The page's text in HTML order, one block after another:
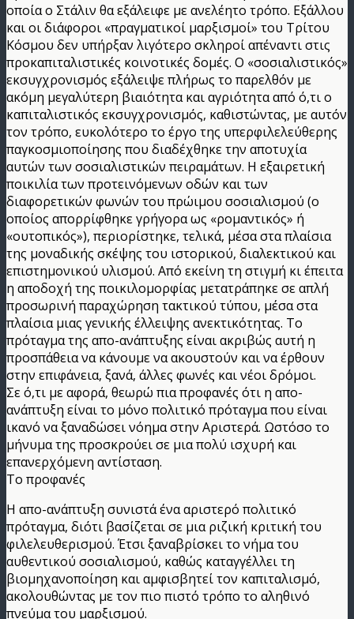
οποία ο Στάλιν θα εξάλειφε με ανελέητο τρόπο. Εξάλλου
και οι διάφοροι «πραγματικοί μαρξισμοί» του Τρίτου
Κόσμου δεν υπήρξαν λιγότερο σκληροί απέναντι στις
προκαπιταλιστικές κοινοτικές δομές. Ο «σοσιαλιστικός»
εκσυγχρονισμός εξάλειψε πλήρως το παρελθόν με
ακόμη μεγαλύτερη βιαιότητα και αγριότητα από ό,τι ο
καπιταλιστικός εκσυγχρονισμός, καθιστώντας, με αυτόν
τον τρόπο, ευκολότερο το έργο της υπερφιλελεύθερης
παγκοσμιοποίησης που διαδέχθηκε την αποτυχία
αυτών των σοσιαλιστικών πειραμάτων. Η εξαιρετική
ποικιλία των προτεινόμενων οδών και των
διαφορετικών φωνών του πρώιμου σοσιαλισμού (ο
οποίος απορρίφθηκε γρήγορα ως «ρομαντικός» ή
«ουτοπικός»), περιορίστηκε, τελικά, μέσα στα πλαίσια
της μοναδικής σκέψης του ιστορικού, διαλεκτικού και
επιστημονικού υλισμού. Από εκείνη τη στιγμή κι έπειτα
η αποδοχή της ποικιλομορφίας μετατράπηκε σε απλή
προσωρινή παραχώρηση τακτικού τύπου, μέσα στα
πλαίσια μιας γενικής έλλειψης ανεκτικότητας. Το
πρόταγμα της απο-ανάπτυξης είναι ακριβώς αυτή η
προσπάθεια να κάνουμε να ακουστούν και να έρθουν
στην επιφάνεια, ξανά, άλλες φωνές και νέοι δρόμοι.
Σε ό,τι με αφορά, θεωρώ πια προφανές ότι η απο-
ανάπτυξη είναι το μόνο πολιτικό πρόταγμα που είναι
ικανό να ξαναδώσει νόημα στην Αριστερά. Ωστόσο το
μήνυμα της προσκρούει σε μια πολύ ισχυρή και
επανερχόμενη αντίσταση.
Το προφανές
Η απο-ανάπτυξη συνιστά ένα αριστερό πολιτικό
πρόταγμα, διότι βασίζεται σε μια ριζική κριτική του
φιλελευθερισμού. Έτσι ξαναβρίσκει το νήμα του
αυθεντικού σοσιαλισμού, καθώς καταγγέλλει τη
βιομηχανοποίηση και αμφισβητεί τον καπιταλισμό,
ακολουθώντας με τον πιο πιστό τρόπο το αληθινό
πνεύμα του μαρξισμού.